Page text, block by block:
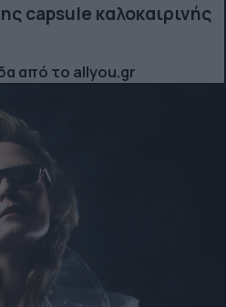
capsule καλοκαιρινής
από το allyou.gr